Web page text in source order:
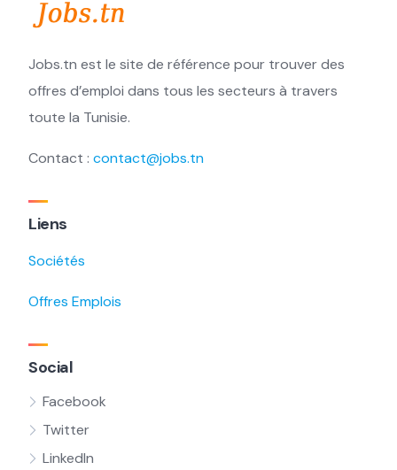
Jobs.tn est le site de référence pour trouver des
offres d’emploi dans tous les secteurs à travers
toute la Tunisie.
Contact : contact@jobs.tn
Liens
Sociétés
Offres Emplois
Social
Facebook
Twitter
LinkedIn